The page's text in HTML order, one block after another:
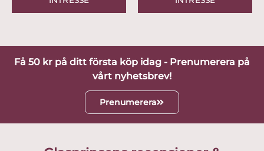
Få 50 kr på ditt första köp idag - Prenumerera på
vårt nyhetsbrev!
Prenumerera